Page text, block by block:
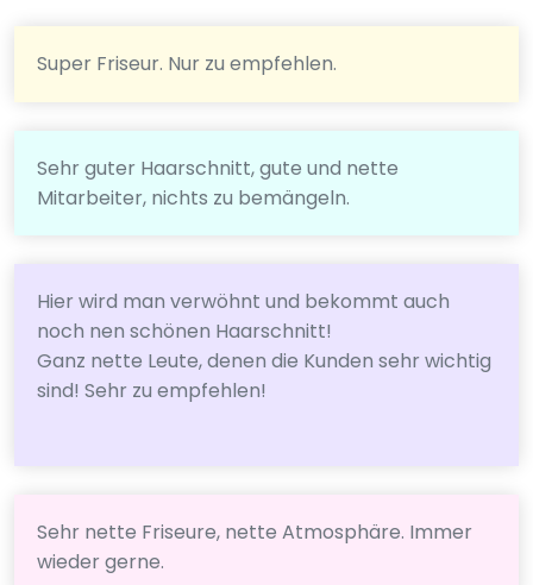
Super Friseur. Nur zu empfehlen.
Sehr guter Haarschnitt, gute und nette
Mitarbeiter, nichts zu bemängeln.
Hier wird man verwöhnt und bekommt auch
noch nen schönen Haarschnitt!
Ganz nette Leute, denen die Kunden sehr wichtig
sind! Sehr zu empfehlen!
Sehr nette Friseure, nette Atmosphäre. Immer
wieder gerne.